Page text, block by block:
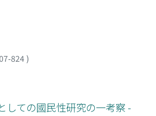
824)
しての國民性研究の一考察 -